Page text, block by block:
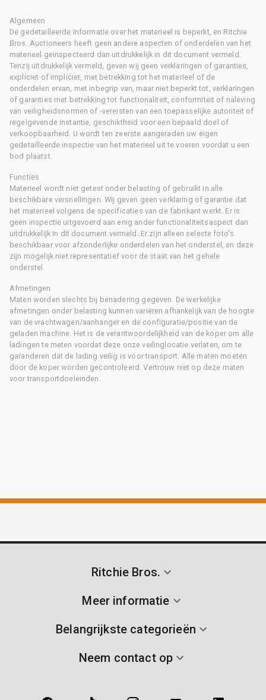
Algemeen
De gedetailleerde informatie over het materieel is beperkt, en Ritchie
Bros. Auctioneers heeft geen andere aspecten of onderdelen van het
materieel geïnspecteerd dan uitdrukkelijk in dit document vermeld.
Tenzij uitdrukkelijk vermeld, geven wij geen verklaringen of garanties,
expliciet of impliciet, met betrekking tot het materieel of de
onderdelen ervan, met inbegrip van, maar niet beperkt tot, verklaringen
of garanties met betrekking tot functionaliteit, conformiteit of naleving
van veiligheidsnormen of -vereisten van een toepasselijke autoriteit of
regelgevende instantie, geschiktheid voor een bepaald doel of
verkoopbaarheid. U wordt ten zeerste aangeraden uw eigen
gedetailleerde inspectie van het materieel uit te voeren voordat u een
bod plaatst.
Functies
Materieel wordt niet getest onder belasting of gebruikt in alle
beschikbare versnellingen. Wij geven geen verklaring of garantie dat
het materieel volgens de specificaties van de fabrikant werkt. Er is
geen inspectie uitgevoerd aan enig ander functionaliteitsaspect dan
uitdrukkelijk in dit document vermeld. Er zijn alleen selecte foto's
beschikbaar voor afzonderlijke onderdelen van het onderstel, en deze
zijn mogelijk niet representatief voor de staat van het gehele
onderstel.
Afmetingen
Maten worden slechts bij benadering gegeven. De werkelijke
afmetingen onder belasting kunnen variëren afhankelijk van de hoogte
van de vrachtwagen/aanhanger en de configuratie/positie van de
geladen machine. Het is de verantwoordelijkheid van de koper om alle
ladingen te meten voordat deze onze veilinglocatie verlaten, om te
garanderen dat de lading veilig is voor transport. Alle maten moeten
door de koper worden gecontroleerd. Vertrouw niet op deze maten
voor transportdoeleinden.
Ritchie Bros.
Meer informatie
Belangrijkste categorieën
Neem contact op